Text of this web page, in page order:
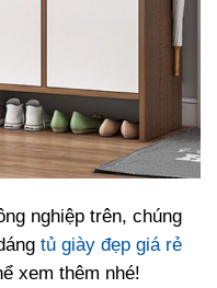
nghiệp trên, chúng
tủ giày đẹp giá rẻ
xem thêm nhé!